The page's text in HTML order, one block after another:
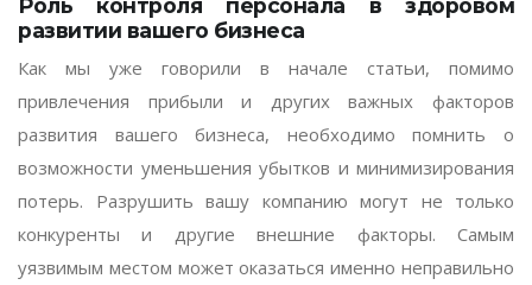
Роль контроля персонала в здоровом
развитии вашего бизнеса
Как мы уже говорили в начале статьи, помимо
привлечения прибыли и других важных факторов
развития вашего бизнеса, необходимо помнить о
возможности уменьшения убытков и минимизирования
потерь. Разрушить вашу компанию могут не только
конкуренты и другие внешние факторы. Самым
уязвимым местом может оказаться именно неправильно